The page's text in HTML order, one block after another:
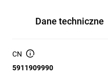
Dane techniczne
CN
5911909990